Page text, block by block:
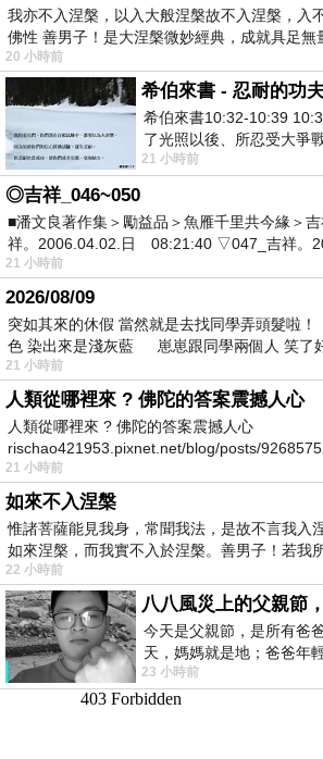
我亦不入涅槃，以入大般涅槃故不入涅槃，入
佛性 善男子！是大涅槃微妙經典，成就具足無
20 小時前
希伯來書 - 忍耐的功
希伯來書10:32-10:39
了光照以後、所忍受大爭
面被毀謗、遭患難、成了
21 小時前
◎吉祥_046~050
■潘文良著作集＞勵益品＞魚雁千里共今緣＞
祥。2006.04.02.日 08:21:40 ▽047_吉祥。
21 小時前
2026/08/09
突如其來的休假 當然就是去找同學弄頭髮啦
色 染出來是淺灰藍 崽崽跟同學兩個人 笑
21 小時前
人類從哪裡來 ? 佛陀的答案震撼人心
人類從哪裡來 ? 佛陀的答案震撼人心
rischao421953.pixnet.net/blog/posts/
21 小時前
如來不入涅槃
惟諸菩薩能見我身，常聞我法，是故不言我入
如來涅槃，而我實不入於涅槃。善男子！若我
22 小時前
今天是父親節，是所有爸
天，媽媽就是地；爸爸年
理家務，職業不分高低貴
23 小時前